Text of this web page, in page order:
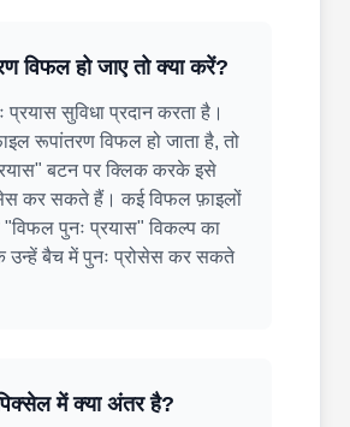
विफल हो जाए तो क्या करें?
सुविधा प्रदान करता है।
रूपांतरण विफल हो जाता है, तो
बटन पर क्लिक करके इसे
कर सकते हैं। कई विफल फ़ाइलों
पुनः प्रयास" विकल्प का
उन्हें बैच में पुनः प्रोसेस कर सकते
में क्या अंतर है?